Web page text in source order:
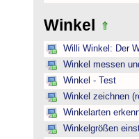
Winkel
Willi Winkel: Der
Winkel messen
Winkel - Test
Winkel zeichnen
Winkelarten
Winkelgrößen